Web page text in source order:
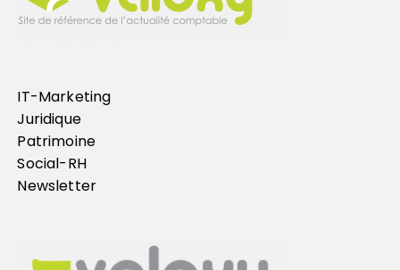
IT-Marketing
Juridique
Patrimoine
Social-RH
Newsletter